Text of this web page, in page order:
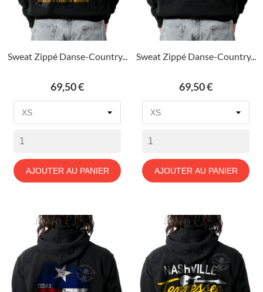
Sweat Zippé Danse-Country...
Prix
69,50 €
AJOUTER AU PANIER
Sweat Zippé Danse-Country...
Prix
69,50 €
AJOUTER AU PANIER